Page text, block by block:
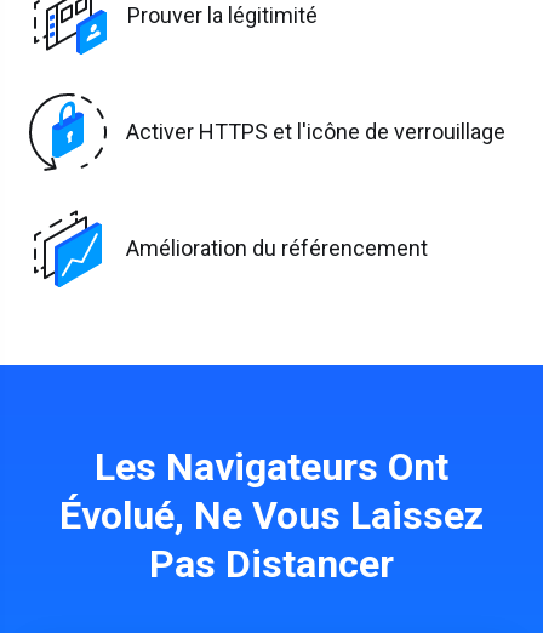
Prouver la légitimité
Activer HTTPS et l'icône de verrouillage
Amélioration du référencement
Les Navigateurs Ont
Évolué, Ne Vous Laissez
Pas Distancer